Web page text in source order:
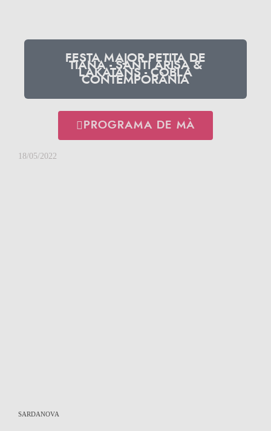
FESTA MAJOR PETITA DE
TIANA - SANTI ARISA &
LAKATANS - COBLA
CONTEMPORÀNIA
PROGRAMA DE MÀ
18/05/2022
SARDANOVA